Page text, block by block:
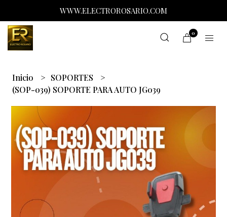
WWW.ELECTROROSARIO.COM
0
Inicio
SOPORTES
(SOP-039) SOPORTE PARA AUTO JG039